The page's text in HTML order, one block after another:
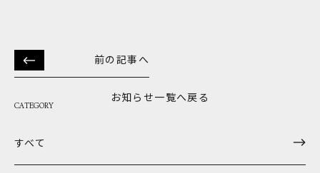
前の記事へ
お知らせ一覧へ戻る
CATEGORY
すべて